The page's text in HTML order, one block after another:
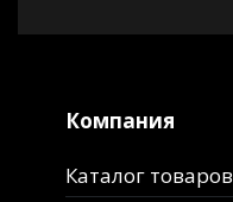
Компания
Каталог товаров